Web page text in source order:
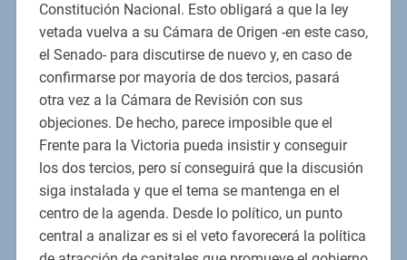
Constitución Nacional. Esto obligará a que la ley
vetada vuelva a su Cámara de Origen -en este caso,
el Senado- para discutirse de nuevo y, en caso de
confirmarse por mayoría de dos tercios, pasará
otra vez a la Cámara de Revisión con sus
objeciones. De hecho, parece imposible que el
Frente para la Victoria pueda insistir y conseguir
los dos tercios, pero sí conseguirá que la discusión
siga instalada y que el tema se mantenga en el
centro de la agenda. Desde lo político, un punto
central a analizar es si el veto favorecerá la política